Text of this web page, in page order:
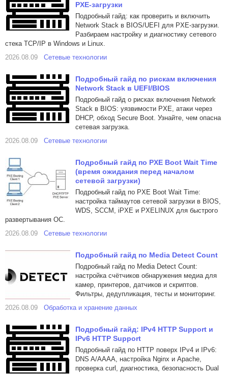
PXE-загрузки
Подробный гайд: как проверить и включить
Network Stack в BIOS/UEFI для PXE-загрузки.
Разбираем настройку и диагностику сетевого
стека TCP/IP в Windows и Linux.
2026.08.09
Сетевые технологии
Подробный гайд по рискам включения
Network Stack в UEFI/BIOS
Подробный гайд о рисках включения Network
Stack в BIOS: уязвимости PXE, атаки через
DHCP, обход Secure Boot. Узнайте, чем опасна
сетевая загрузка.
2026.08.09
Сетевые технологии
Подробный гайд по PXE Boot Wait Time
(время ожидания перед началом
сетевой загрузки)
Подробный гайд по PXE Boot Wait Time:
настройка таймаутов сетевой загрузки в BIOS,
WDS, SCCM, iPXE и PXELINUX для быстрого
развертывания ОС.
2026.08.09
Сетевые технологии
Подробный гайд по Media Detect Count
Подробный гайд по Media Detect Count:
настройка счётчиков обнаружения медиа для
камер, принтеров, датчиков и скриптов.
Фильтры, дедупликация, тесты и мониторинг.
2026.08.09
Обработка и хранение данных
Подробный гайд: IPv4 HTTP Support и
IPv6 HTTP Support
Подробный гайд по HTTP поверх IPv4 и IPv6:
DNS A/AAAA, настройка Nginx и Apache,
проверка curl, диагностика, безопасность Dual